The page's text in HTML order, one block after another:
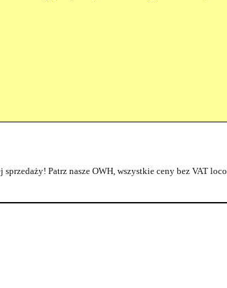
Patrz nasze OWH, wszystkie ceny bez VAT